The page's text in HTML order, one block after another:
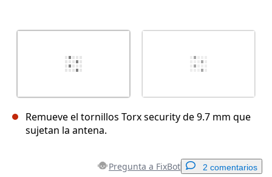
Remueve el tornillos Torx security de 9.7 mm que
sujetan la antena.
Pregunta a FixBot 2 comentarios